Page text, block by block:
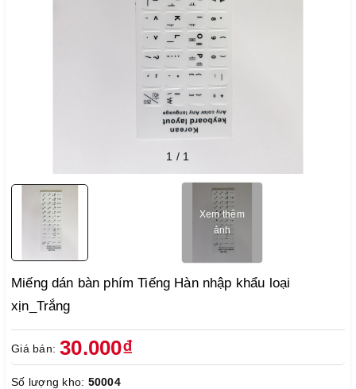
1 / 1
Xem thêm
ảnh
Miếng dán bàn phím Tiếng Hàn nhập khẩu loại
xịn_Trắng
Giá bán: 30.000₫
Số lượng kho: 50004